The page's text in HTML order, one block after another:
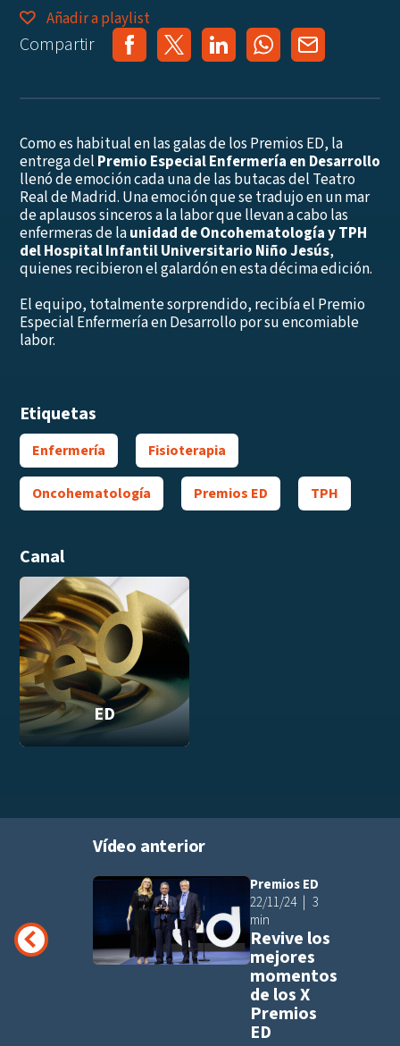
Añadir a playlist
Compartir
Como es habitual en las galas de los Premios ED, la
entrega del Premio Especial Enfermería en Desarrollo
llenó de emoción cada una de las butacas del Teatro
Real de Madrid. Una emoción que se tradujo en un mar
de aplausos sinceros a la labor que llevan a cabo las
enfermeras de launidad de Oncohematología y TPH
del Hospital Infantil Universitario Niño Jesús,
quienes recibieron el galardón en esta décima edición.
El equipo, totalmente sorprendido, recibía el Premio
Especial Enfermería en Desarrollo por su encomiable
labor.
Etiquetas
Enfermería Fisioterapia
Oncohematología Premios ED TPH
Canal
ED
Vídeo anterior
Añadir a
Premios ED
22/11/24
3
min
Revive los
mejores
momentos
de los X
Premios
ED